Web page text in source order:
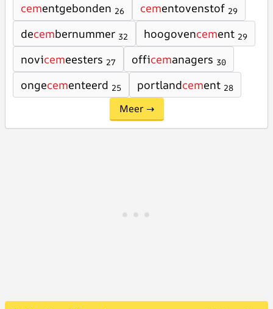
cementgebonden 26 cementovenstof 29
decembernummer 32 hoogovencement 29
novicemeesters 27 officemanagers 30
ongecementeerd 25 portlandcement 28
Meer →